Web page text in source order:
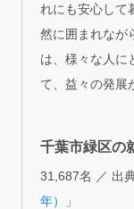
れにも安心して
然に囲まれなが
は、様々な人に
て、益々の発展
千葉市緑区の
31,687名 ／ 出
年）」